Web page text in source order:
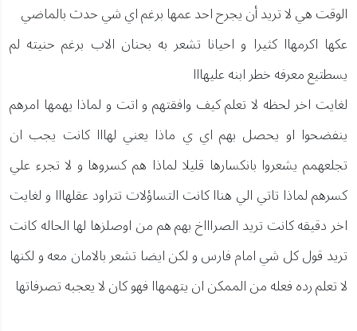
الوقت هي لا تريد أن يجرح احد عمها برغم اي شي حدث بالماضي
عكها اكرمهاا كثيرا و احيانا تشعر به بحنان الاب برغم حنيته لم
يسطتيع معرفه خطر ابنه عليهااا
لغايت اخر لحظه لا تعلم كيف وافقتهم و اتت و لماذا يهمها امرهم
ينفضحوا او يحصل بهم اي ي ماذا يعني لهااا كانت يجب ان
تجلعهمم يشعروا بانكسارها قليلا لماذا هم كسروها و لا تجرء علي
كسرهم لماذا تاتي الي هناا كانت التساؤلات تتراود عقلهااا و لغايت
اخر دقيقه كانت تريد الصراااخ بهم هم من اوصلزها لها الحاله كانت
تريد قول كل شي امام فارس و لكن ايضا تشعر بالامان معه و لكنها
لا تعلم رده فعله من الممكن ان يتهمهاا فهو كان لا يعجبه تصرفاتها